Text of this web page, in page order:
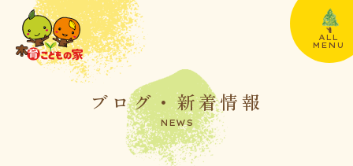
ALL
MENU
ブログ・新着情報
NEWS